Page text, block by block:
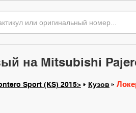
на Mitsubishi
Sport (KS) 2015> Кузов